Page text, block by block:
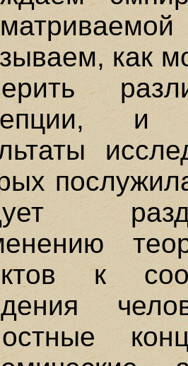
как
и
к